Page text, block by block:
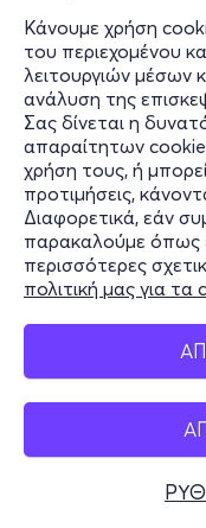
Κάνουμε χρήση
του περιεχομένου
λειτουργιών μέσων
ανάλυση της
Σας δίνεται η
απαραίτητων
χρήση τους, ή
προτιμήσεις,
Διαφορετικά, εάν
παρακαλούμε όπως
περισσότερες
πολιτική μας για τα